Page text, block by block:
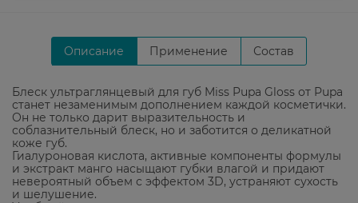
Описание Применение Состав
Блеск ультраглянцевый для губ Miss Pupa Gloss от Pupa
станет незаменимым дополнением каждой косметички.
Он не только дарит выразительность и
соблазнительный блеск, но и заботится о деликатной
коже губ.
Гиалуроновая кислота, активные компоненты формулы
и экстракт манго насыщают губки влагой и придают
невероятный объем с эффектом 3D, устраняют сухость
и шелушение.